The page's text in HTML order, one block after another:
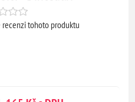
recenzi tohoto produktu